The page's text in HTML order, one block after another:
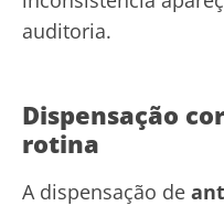
auditoria.
Dispensação
rotina
A dispensação de